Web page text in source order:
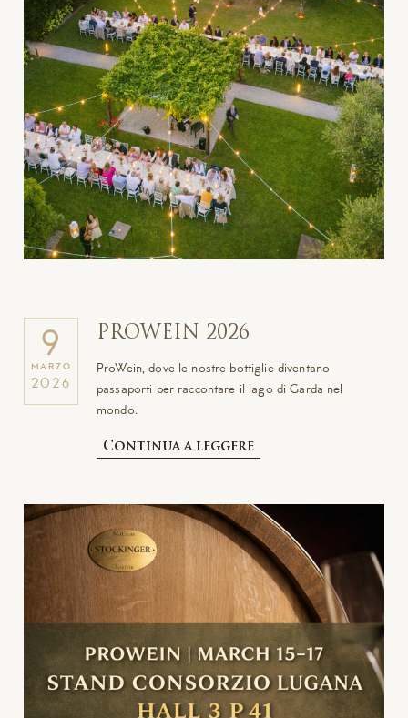
9
MARZO
2026
PROWEIN 2026
ProWein, dove le nostre bottiglie diventano
passaporti per raccontare il lago di Garda nel
mondo.
Continua a leggere